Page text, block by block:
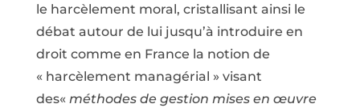
le harcèlement moral, cristallisant ainsi le
débat autour de lui jusqu’à introduire en
droit comme en France la notion de
« harcèlement managérial » visant
des« méthodes de gestion mises en œuvre